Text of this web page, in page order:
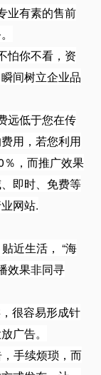
业有素的售前
怕你不看，资
间树立企业品
远低于您在传
用，若您利用
，而推广效果
即时、免费等
网站.
近生活， “海
效果非同寻
很容易形成针
广告。
手续烦琐，而